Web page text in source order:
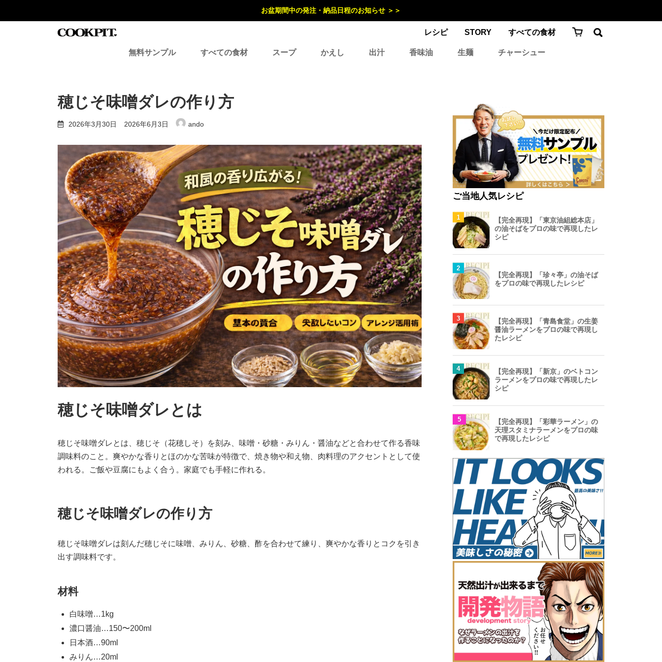
お盆期間中の発注・納品日程のお知らせ ＞＞
レシピ STORY すべての食材
無料サンプル すべての食材 スープ かえし 出汁 香味油 生麺 チャーシュー
穂じそ味噌ダレの作り方
2026年3月30日
最
終
新
日
時
:
2026年6月3日 ando
穂じそ味噌ダレとは
穂じそ味噌ダレとは、穂じそ（花穂しそ）を刻み、味噌・砂糖・みりん・醤油などと合わせて作る香味
調味料のこと。爽やかな香りとほのかな苦味が特徴で、焼き物や和え物、肉料理のアクセントとして使
われる。ご飯や豆腐にもよく合う。家庭でも手軽に作れる。
穂じそ味噌ダレの作り方
穂じそ味噌ダレは刻んだ穂じそに味噌、みりん、砂糖、酢を合わせて練り、爽やかな香りとコクを引き
出す調味料です。
材料
白味噌…1kg
濃口醤油…150〜200ml
日本酒…90ml
みりん…20ml
ご当地人気レシピ